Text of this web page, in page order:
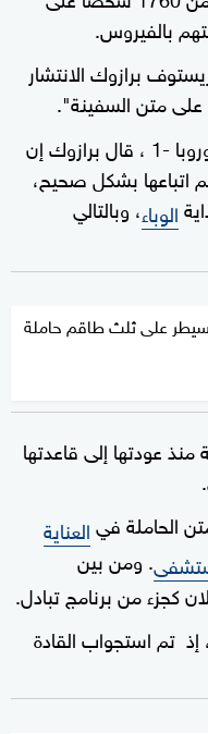
بالفيروس.
برازوك الانتشار
على متن السفينة".
وفي حديثه مساء السبت إلى راديو أوروبا -1 ، قال برازوك إن
اتباعها بشكل صحيح،
الوباء، وبالتالي
على ثلث طاقم حاملة
عودتها إلى قاعدتها
الحاملة فيالعناية
. ومن بين
كجزء من برنامج تبادل.
إذ تم استجواب القادة